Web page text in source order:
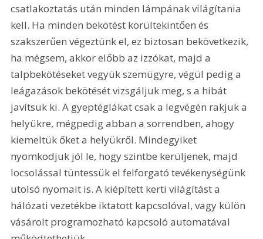
csatlakoztatás után minden lámpának világítania
kell. Ha minden bekötést körültekintően és
szakszerűen végeztünk el, ez biztosan bekövetkezik,
ha mégsem, akkor előbb az izzókat, majd a
talpbekötéseket vegyük szemügyre, végül pedig a
leágazások bekötését vizsgáljuk meg, s a hibát
javítsuk ki. A gyeptéglákat csak a legvégén rakjuk a
helyükre, mégpedig abban a sorrendben, ahogy
kiemeltük őket a helyükről. Mindegyiket
nyomkodjuk jól le, hogy szintbe kerüljenek, majd
locsolással tüntessük el felforgató tevékenységünk
utolsó nyomait is. A kiépített kerti világítást a
hálózati vezetékbe iktatott kapcsolóval, vagy külön
vásárolt programozható kapcsoló automatával